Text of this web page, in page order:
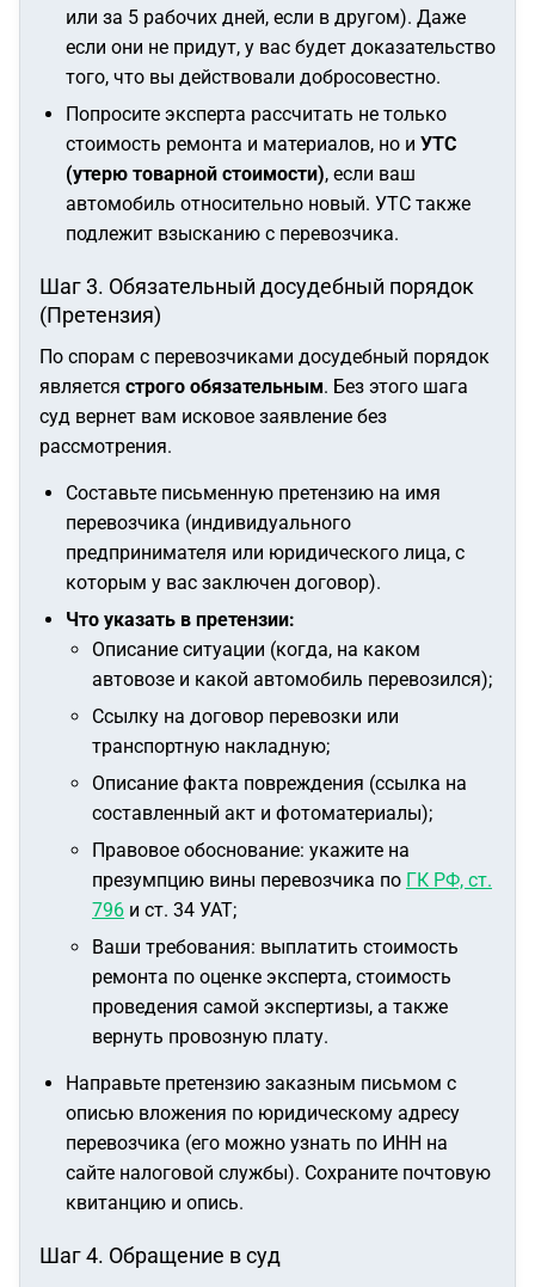
или за 5 рабочих дней, если в другом). Даже
если они не придут, у вас будет доказательство
того, что вы действовали добросовестно.
Попросите эксперта рассчитать не только
стоимость ремонта и материалов, но и УТС
(утерю товарной стоимости), если ваш
автомобиль относительно новый. УТС также
подлежит взысканию с перевозчика.
Шаг 3. Обязательный досудебный порядок
(Претензия)
По спорам с перевозчиками досудебный порядок
является строго обязательным. Без этого шага
суд вернет вам исковое заявление без
рассмотрения.
Составьте письменную претензию на имя
перевозчика (индивидуального
предпринимателя или юридического лица, с
которым у вас заключен договор).
Что указать в претензии:
Описание ситуации (когда, на каком
автовозе и какой автомобиль перевозился);
Ссылку на договор перевозки или
транспортную накладную;
Описание факта повреждения (ссылка на
составленный акт и фотоматериалы);
Правовое обоснование: укажите на
презумпцию вины перевозчика по ГК РФ, ст.
796 и ст. 34 УАТ;
Ваши требования: выплатить стоимость
ремонта по оценке эксперта, стоимость
проведения самой экспертизы, а также
вернуть провозную плату.
Направьте претензию заказным письмом с
описью вложения по юридическому адресу
перевозчика (его можно узнать по ИНН на
сайте налоговой службы). Сохраните почтовую
квитанцию и опись.
Шаг 4. Обращение в суд